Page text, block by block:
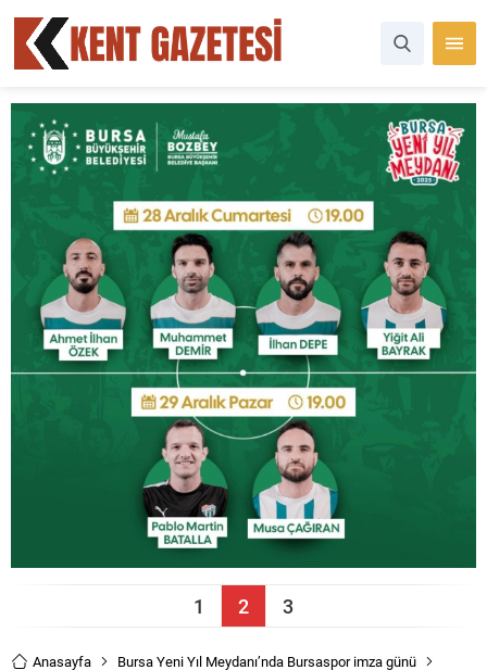
1 2 3
Anasayfa
Bursa Yeni Yıl Meydanı’nda Bursaspor imza günü